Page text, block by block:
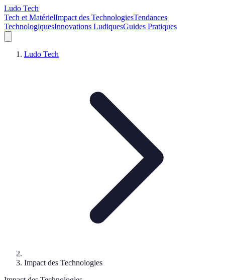
Ludo Tech
Tech et MatérielImpact des TechnologiesTendances
TechnologiquesInnovations LudiquesGuides Pratiques
Ludo Tech
Impact des Technologies